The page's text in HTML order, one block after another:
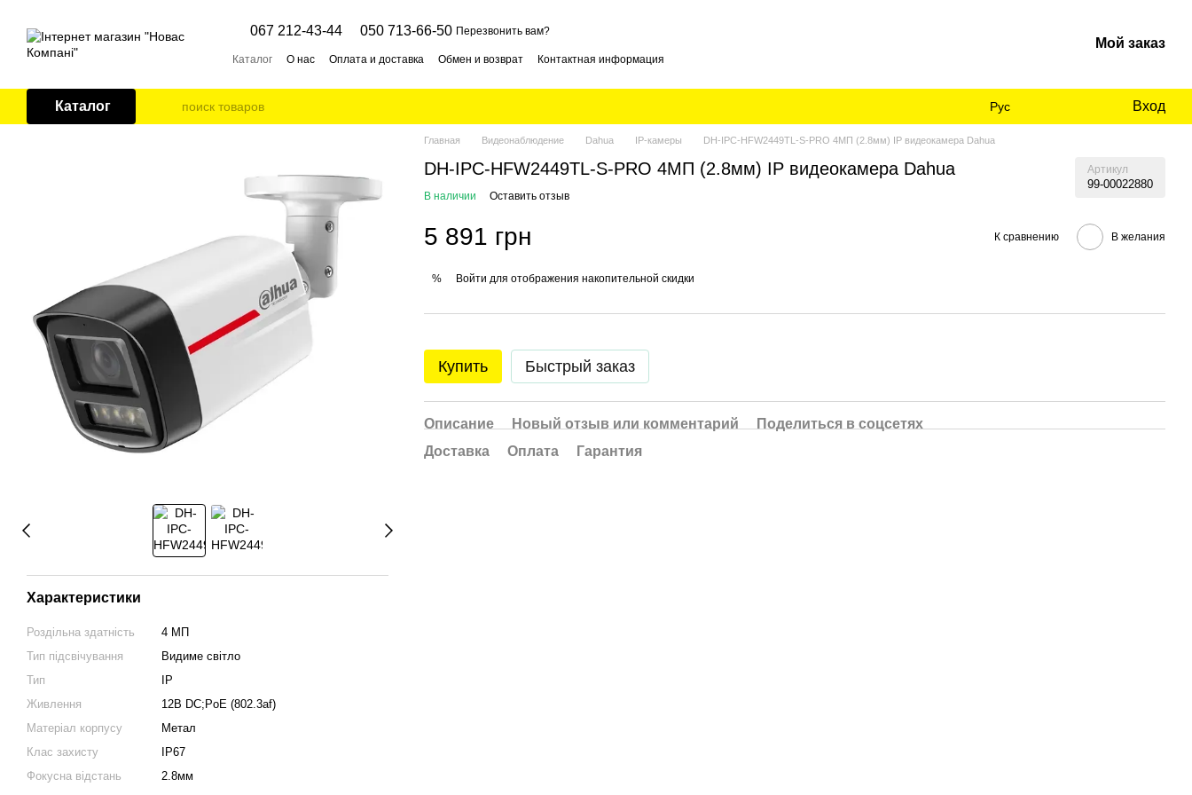
067 212-43-44 050 713-66-50 Перезвонить вам?
Каталог О нас Оплата и доставка Обмен и возврат Контактная информация
Мой заказ
Каталог Рус Вход
Характеристики
Роздільна здатність
4 МП
Тип підсвічування
Видиме світло
Тип
IP
Живлення
12В DС;PoE (802.3af)
Матеріал корпусу
Метал
Клас захисту
IP67
Фокусна відстань
2.8мм
Главная Видеонаблюдение Dahua IP-камеры DH-IPC-HFW2449TL-S-PRO 4МП (2.8мм) IP видеокамера Dahua
DH-IPC-HFW2449TL-S-PRO 4МП (2.8мм) IP видеокамера Dahua Артикул
99-00022880
В наличии Оставить отзыв
5 891 грн К сравнению В желания
% Войти для отображения накопительной скидки
Купить Быстрый заказ
Описание Новый отзыв или комментарий
Поделиться в соцсетях
Доставка
Оплата Гарантия